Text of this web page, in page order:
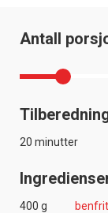
Antall
20 minutter
400 g